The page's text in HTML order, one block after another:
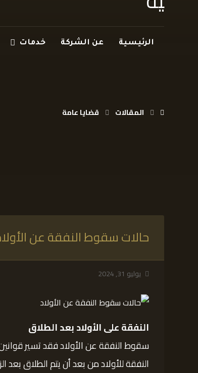
الرئيسية عن الشركة خدمات
المقالات قضايا عامة
حالات سقوط النفقة عن
يوليو 31, 2024
النفقة على الأولاد بعد الطلاق
سقوط النفقة عن الأولاد فقد تسير
النفقة للأولاد من بعد أن يتم الطلاق بعد